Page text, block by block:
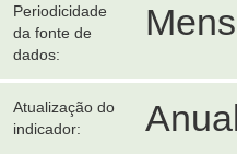
Periodicidade
da fonte de
dados:
Atualização do
indicador: